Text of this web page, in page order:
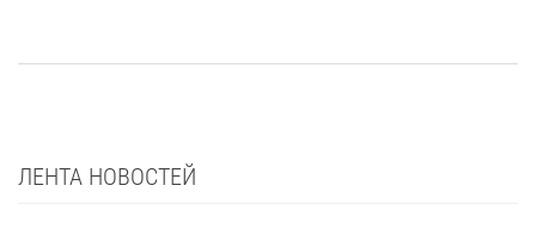
ЛЕНТА НОВОСТЕЙ